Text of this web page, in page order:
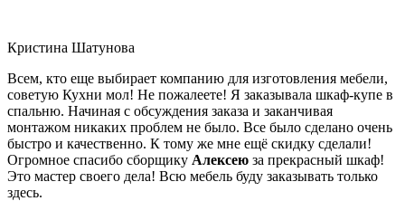
Кристина Шатунова
Всем, кто еще выбирает компанию для изготовления мебели,
советую Кухни мол! Не пожалеете! Я заказывала шкаф-купе в
спальню. Начиная с обсуждения заказа и заканчивая
монтажом никаких проблем не было. Все было сделано очень
быстро и качественно. К тому же мне ещё скидку сделали!
Огромное спасибо сборщику Алексею за прекрасный шкаф!
Это мастер своего дела! Всю мебель буду заказывать только
здесь.